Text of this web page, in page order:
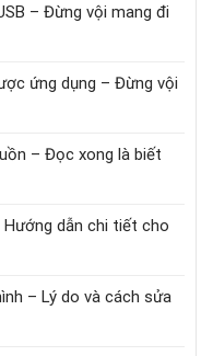
– Đừng vội mang đi
ứng dụng – Đừng vội
– Đọc xong là biết
Hướng dẫn chi tiết cho
– Lý do và cách sửa